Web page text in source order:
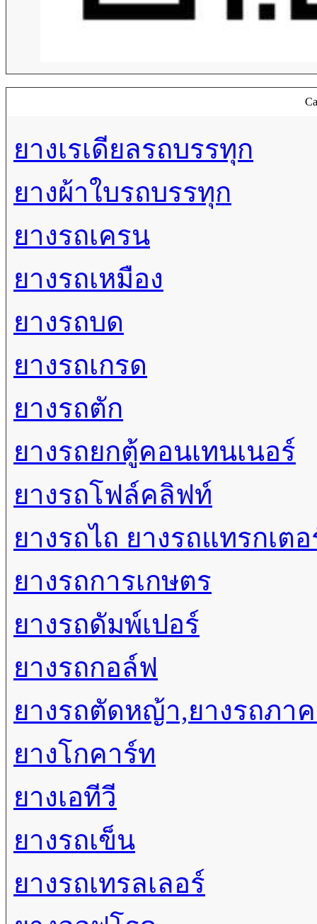
ยางเรเดียลรถบรรทุก
ยางผ้าใบรถบรรทุก
ยางรถเครน
ยางรถเหมือง
ยางรถบด
ยางรถเกรด
ยางรถตัก
ยางรถยกตู้คอนเทนเนอร์
ยางรถโฟล์คลิฟท์
ยางรถไถ ยางรถแทรกเตอ
ยางรถการเกษตร
ยางรถดัมพ์เปอร์
ยางรถกอล์ฟ
ยางรถตัดหญ้า,ยางรถภา
ยางโกคาร์ท
ยางเอทีวี
ยางรถเข็น
ยางรถเทรลเลอร์